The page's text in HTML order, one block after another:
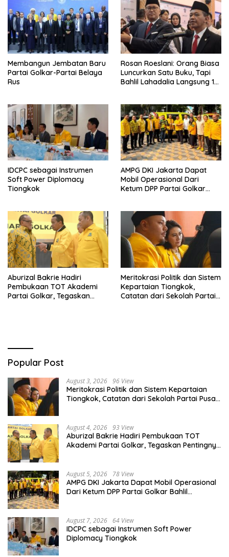
Membangun Jembatan Baru
Partai Golkar-Partai Belaya
Rus
Rosan Roeslani: Orang Biasa
Luncurkan Satu Buku, Tapi
Bahlil Lahadalia Langsung 10
IDCPC sebagai Instrumen
Soft Power Diplomacy
Tiongkok
AMPG DKI Jakarta Dapat
Mobil Operasional Dari
Ketum DPP Partai Golkar
Aburizal Bakrie Hadiri
Pembukaan TOT Akademi
Partai Golkar, Tegaskan
Meritokrasi Politik dan Sistem
Kepartaian Tiongkok,
Catatan dari Sekolah Partai
Popular Post
August 3, 2026 96 View
Meritokrasi Politik dan Sistem Kepartaian
Tiongkok, Catatan dari Sekolah Partai Pusat
August 4, 2026 93 View
Aburizal Bakrie Hadiri Pembukaan TOT
Akademi Partai Golkar, Tegaskan Pentingnya
August 5, 2026 78 View
AMPG DKI Jakarta Dapat Mobil Operasional
Dari Ketum DPP Partai Golkar Bahlil
August 7, 2026 64 View
IDCPC sebagai Instrumen Soft Power
Diplomacy Tiongkok